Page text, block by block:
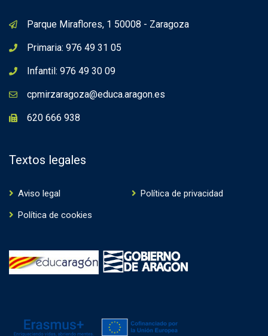
Parque Miraflores, 1 50008 - Zaragoza
Primaria: 976 49 31 05
Infantil: 976 49 30 09
cpmirzaragoza@educa.aragon.es
620 666 938
Textos legales
Aviso legal
Política de privacidad
Política de cookies